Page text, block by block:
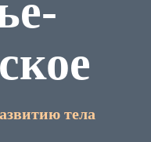
тела